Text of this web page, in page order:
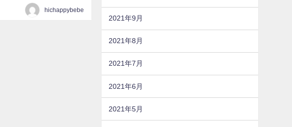
hichappybebe
2021年9月
2021年8月
2021年7月
2021年6月
2021年5月